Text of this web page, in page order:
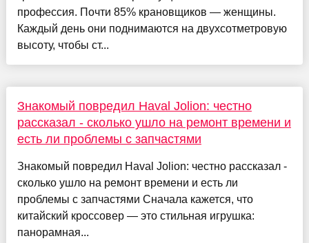
профессия. Почти 85% крановщиков — женщины.
Каждый день они поднимаются на двухсотметровую
высоту, чтобы ст...
Знакомый повредил Haval Jolion: честно
рассказал - сколько ушло на ремонт времени и
есть ли проблемы с запчастями
Знакомый повредил Haval Jolion: честно рассказал -
сколько ушло на ремонт времени и есть ли
проблемы с запчастями Сначала кажется, что
китайский кроссовер — это стильная игрушка:
панорамная...